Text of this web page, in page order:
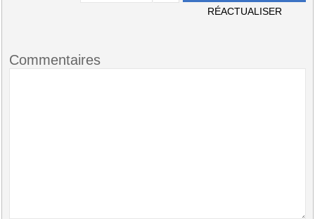
RÉACTUALISER
Commentaires